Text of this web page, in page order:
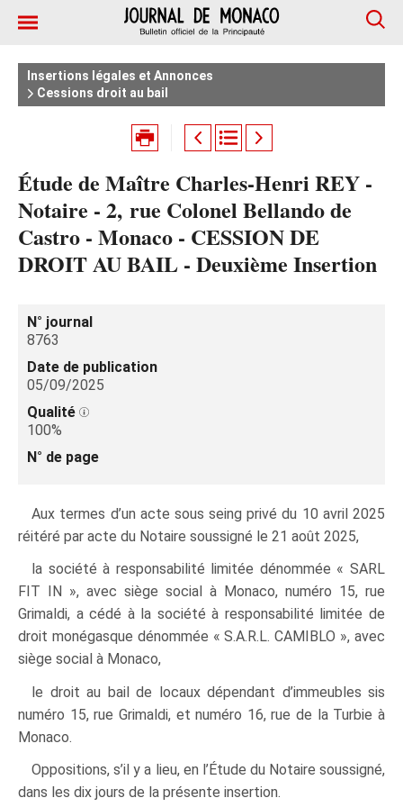
Insertions légales et Annonces
Cessions droit au bail
Étude de Maître Charles-Henri REY -
Notaire - 2, rue Colonel Bellando de
Castro - Monaco - CESSION DE
DROIT AU BAIL - Deuxième Insertion
N° journal
8763
Date de publication
05/09/2025
Qualité
100%
N° de page
Aux termes d’un acte sous seing privé du 10 avril 2025
réitéré par acte du Notaire soussigné le 21 août 2025,
la société à responsabilité limitée dénommée « SARL
FIT IN », avec siège social à Monaco, numéro 15, rue
Grimaldi, a cédé à la société à responsabilité limitée de
droit monégasque dénommée « S.A.R.L. CAMIBLO », avec
siège social à Monaco,
le droit au bail de locaux dépendant d’immeubles sis
numéro 15, rue Grimaldi, et numéro 16, rue de la Turbie à
Monaco.
Oppositions, s’il y a lieu, en l’Étude du Notaire soussigné,
dans les dix jours de la présente insertion.